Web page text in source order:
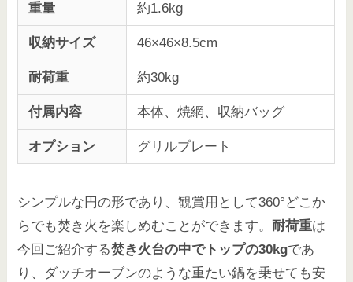
重量 約1.6kg
収納サイズ 46×46×8.5cm
耐荷重 約30kg
付属内容 本体、焼網、収納バッグ
オプション グリルプレート
シンプルな円の形であり、観賞用として360°どこか
らでも焚き火を楽しめむことができます。耐荷重は
今回ご紹介する焚き火台の中でトップの30kgであ
り、ダッチオーブンのような重たい鍋を乗せても安